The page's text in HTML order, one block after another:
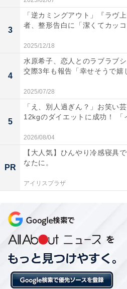
3
「逆カミングアウト」『ラヴ
者、整形告白に「潔くてカッ
2025/12/18
4
水原希子、恋人とのラブラブ
交際3年も報告「幸せそうで嬉
2025/07/28
5
「え、別人過ぎん？」お笑い
12kgのダイエットに成功！ 「
2026/08/04
PR
【大人気】ひんやり冷感寝具
なたに。
アイリスプラザ